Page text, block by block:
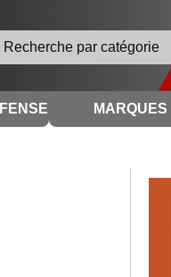
Recherche par catégorie
MARQUES